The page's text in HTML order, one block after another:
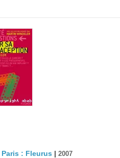
Paris : Fleurus | 2007